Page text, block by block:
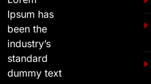
Ipsum has
been the
industry’s
standard
dummy text